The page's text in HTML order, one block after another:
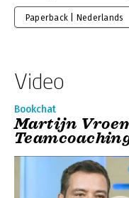
Paperback | Nederlands
Video
Bookchat
Martijn